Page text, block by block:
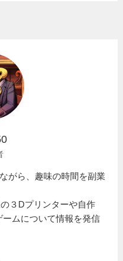
がら、趣味の時間を副業
３Dプリンターや自作
ムについて情報を発信